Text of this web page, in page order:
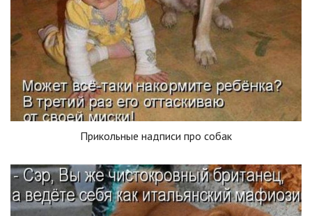
Прикольные надписи про собак